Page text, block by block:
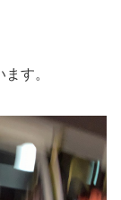
す。